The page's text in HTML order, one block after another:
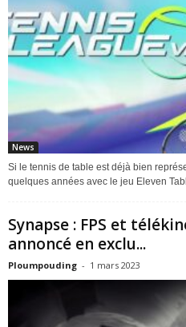
News
Si le tennis de table est déjà bien
quelques années avec le jeu Eleven
Synapse : FPS et
annoncé en exclu...
Ploumpouding - 1 mars 2023